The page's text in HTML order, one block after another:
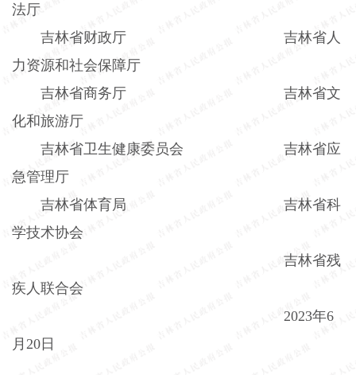
法厅
吉林省财政厅 吉林省人
力资源和社会保障厅
吉林省商务厅 吉林省文
化和旅游厅
吉林省卫生健康委员会 吉林省应
急管理厅
吉林省体育局 吉林省科
学技术协会
吉林省残
疾人联合会
2023年6
月 20日